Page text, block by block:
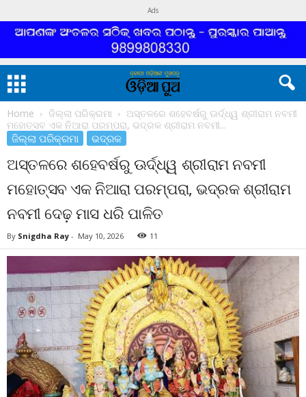
Ads
Home ଜିଲ୍ଲା ପରିକ୍ରମା
ଅସ୍ତଳରେ ଶହେବର୍ଷରୁ ଊର୍ଦ୍ଧ୍ୱ ଶ୍ରୀରାମ ନବମୀ
ମହୋତ୍ସବ ଏକ ନିଆରା ପରମ୍ପରା, ଭଦ୍ରକ ଶ୍ରୀରାମ ନବମୀ...
ଜିଲ୍ଲା ପରିକ୍ରମା ଭଦ୍ରକ
ଅସ୍ତଳରେ ଶହେବର୍ଷରୁ ଊର୍ଦ୍ଧ୍ୱ ଶ୍ରୀରାମ ନବମୀ
ମହୋତ୍ସବ ଏକ ନିଆରା ପରମ୍ପରା, ଭଦ୍ରକ ଶ୍ରୀରାମ
ନବମୀ ଦେଢ଼ ମାସ ଧରି ପାଳିତ
By Snigdha Ray - May 10, 2026 11